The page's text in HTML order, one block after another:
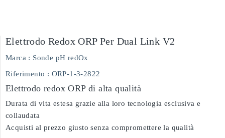
Elettrodo Redox ORP Per Dual Link V2
Marca : Sonde pH redOx
Riferimento : ORP-1-3-2822
Elettrodo redox ORP di alta qualità
Durata di vita estesa grazie alla loro tecnologia esclusiva e
collaudata
Acquisti al prezzo giusto senza compromettere la qualità